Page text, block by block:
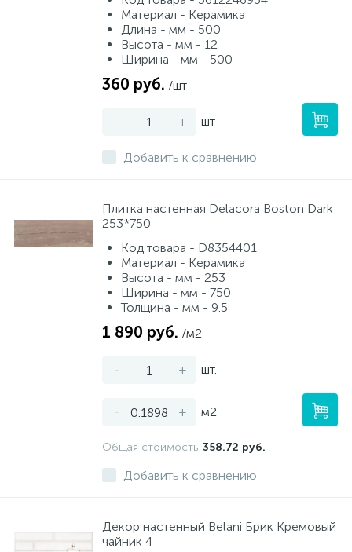
Материал - Керамика
Длина - мм - 500
Высота - мм - 12
Ширина - мм - 500
360 руб. /шт
- + шт
Добавить к сравнению
Плитка настенная Delacora Boston Dark
253*750
Код товара - D8354401
Материал - Керамика
Высота - мм - 253
Ширина - мм - 750
Толщина - мм - 9.5
1 890 руб. /м2
- + шт.
- + м2
Общая стоимость 358.72 руб.
Добавить к сравнению
Декор настенный Belani Брик Кремовый
чайник 4